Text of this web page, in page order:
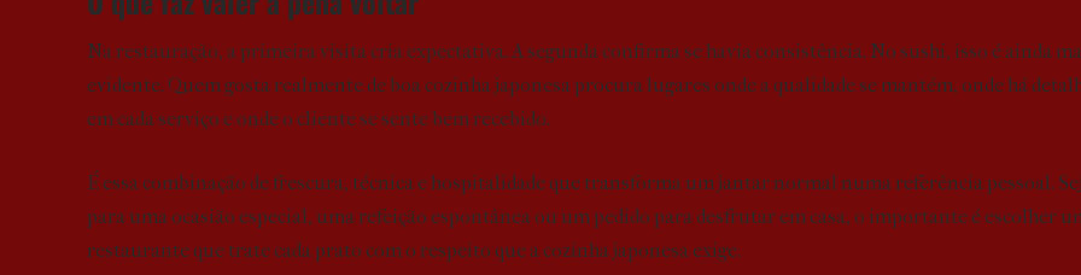
Na restauração, a primeira visita cria expectativa. A segunda confirma se havia consistência. No sushi, isso é ainda
evidente. Quem gosta realmente de boa cozinha japonesa procura lugares onde a qualidade se mantém, onde há
em cada serviço e onde o cliente se sente bem recebido.
É essa combinação de frescura, técnica e hospitalidade que transforma um jantar normal numa referência pessoal.
para uma ocasião especial, uma refeição espontânea ou um pedido para desfrutar em casa, o importante é escolher
restaurante que trate cada prato com o respeito que a cozinha japonesa exige.